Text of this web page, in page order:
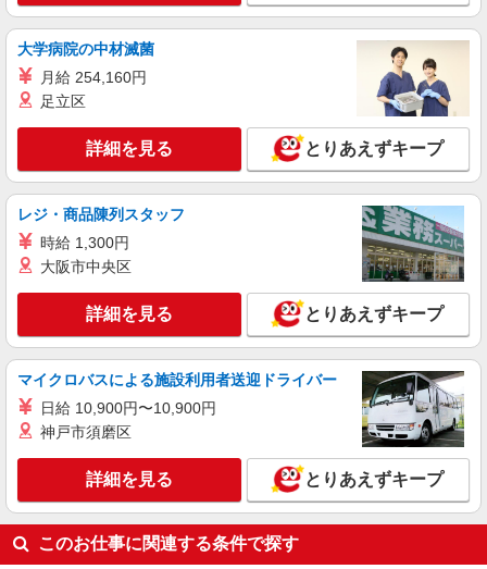
サミットストア 月島3丁目店
スーパー店内青果スタッフ
時給1400円〜1450円（経験や業務内容によ
る） ★22時以降は平日時給の3割増！（22時以降
■サミットストア 月島3丁目店 東京都中央区
月島3-18
キープ 詳細を見る
アルバイト パート
サミットストア
店舗スタッフ（青果・鮮魚・精肉・総菜・ベー
カリー・品出し・レジ）
［アルバイト・パート］ 時給1,400円 （大学
生・専門学生アルバイト：時給1,400円、高校生ア
ルバイト：時給1,226円） ※日・祝は時給＋100円
（パート・シニア社員のみ） ※22:00以降は3割増
し ※65歳以上の方はシニア社員となり、給与は時
給の9割となります。
東京都中央区晴海五丁目2番31号 ららテラス
HARUMI FLAG
キープ 詳細を見る
サミットストア ららテラス HARUMI FLAG店
スーパー店内試食宣伝販売スタッフ
大学病院の中材滅菌
月給 254,160円
足立区
詳細を見る とりあえずキープ
レジ・商品陳列スタッフ
時給 1,300円
大阪市中央区
詳細を見る とりあえずキープ
マイクロバスによる施設利用者送迎ドライバー
日給 10,900円〜10,900円
神戸市須磨区
詳細を見る とりあえずキープ
このお仕事に関連する条件で探す